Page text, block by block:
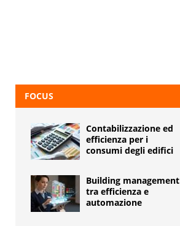
FOCUS
Contabilizzazione ed
efficienza per i
consumi degli edifici
Building management
tra efficienza e
automazione